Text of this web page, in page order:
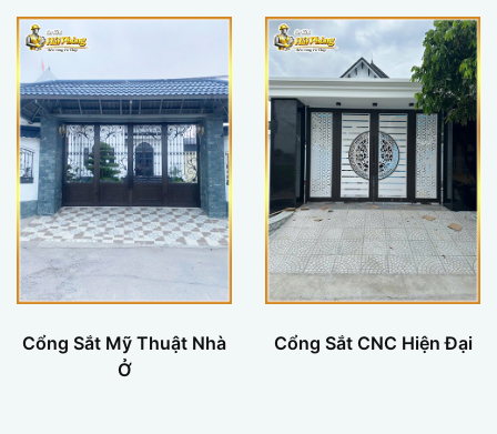
Cổng Sắt Mỹ Thuật Nhà
Ở
Cổng Sắt CNC Hiện Đại